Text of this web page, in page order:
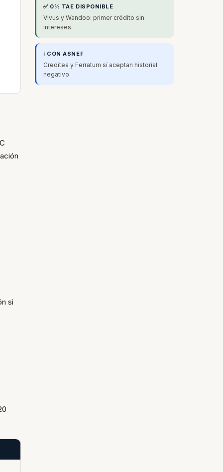
si
✅ 0% TAE DISPONIBLE
Vivus y Wandoo: primer crédito sin
intereses.
ℹ️ CON ASNEF
Creditea y Ferratum sí aceptan historial
negativo.